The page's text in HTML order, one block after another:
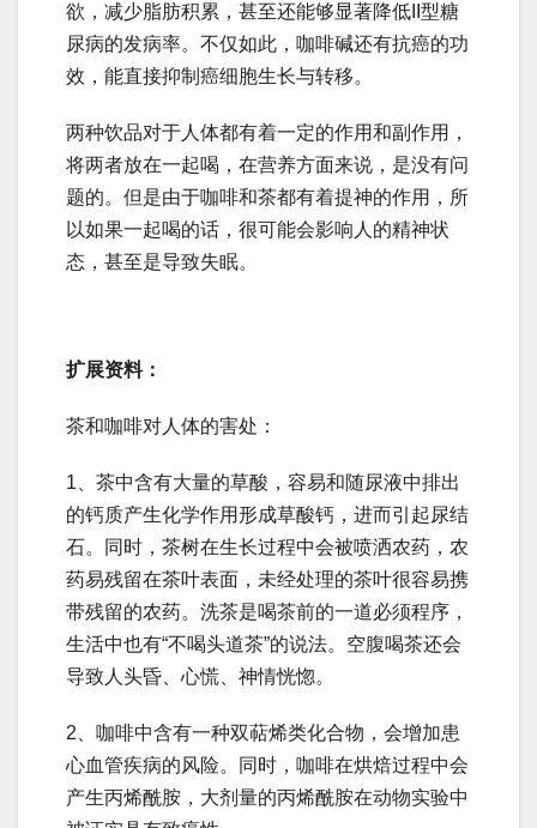
欲，减少脂肪积累，甚至还能够显著降低II型糖
尿病的发病率。不仅如此，咖啡碱还有抗癌的功
效，能直接抑制癌细胞生长与转移。
两种饮品对于人体都有着一定的作用和副作用，
将两者放在一起喝，在营养方面来说，是没有问
题的。但是由于咖啡和茶都有着提神的作用，所
以如果一起喝的话，很可能会影响人的精神状
态，甚至是导致失眠。
扩展资料：
茶和咖啡对人体的害处：
1、茶中含有大量的草酸，容易和随尿液中排出
的钙质产生化学作用形成草酸钙，进而引起尿结
石。同时，茶树在生长过程中会被喷洒农药，农
药易残留在茶叶表面，未经处理的茶叶很容易携
带残留的农药。洗茶是喝茶前的一道必须程序，
生活中也有“不喝头道茶”的说法。空腹喝茶还会
导致人头昏、心慌、神情恍惚。
2、咖啡中含有一种双萜烯类化合物，会增加患
心血管疾病的风险。同时，咖啡在烘焙过程中会
产生丙烯酰胺，大剂量的丙烯酰胺在动物实验中